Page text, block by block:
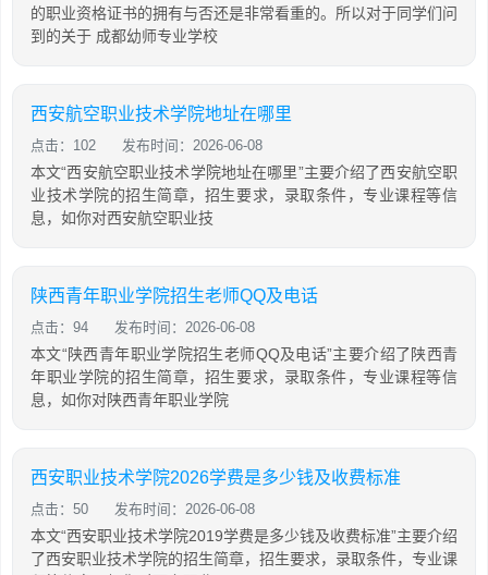
的职业资格证书的拥有与否还是非常看重的。所以对于同学们问
到的关于 成都幼师专业学校
西安航空职业技术学院地址在哪里
点击：102 发布时间：2026-06-08
本文“西安航空职业技术学院地址在哪里”主要介绍了西安航空职
业技术学院的招生简章，招生要求，录取条件，专业课程等信
息，如你对西安航空职业技
陕西青年职业学院招生老师QQ及电话
点击：94 发布时间：2026-06-08
本文“陕西青年职业学院招生老师QQ及电话”主要介绍了陕西青
年职业学院的招生简章，招生要求，录取条件，专业课程等信
息，如你对陕西青年职业学院
西安职业技术学院2026学费是多少钱及收费标准
点击：50 发布时间：2026-06-08
本文“西安职业技术学院2019学费是多少钱及收费标准”主要介绍
了西安职业技术学院的招生简章，招生要求，录取条件，专业课